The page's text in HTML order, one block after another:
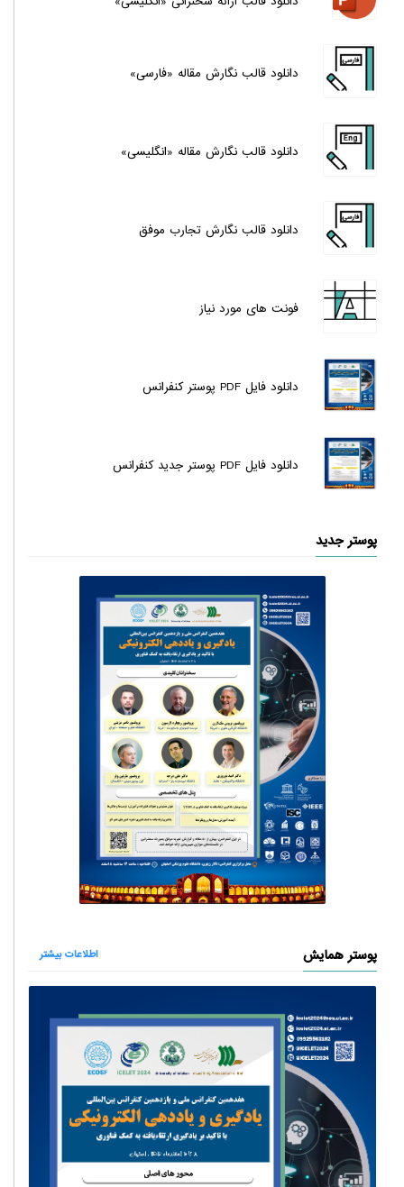
دانلود قالب نگارش مقاله «فارسی»
دانلود قالب نگارش مقاله «انگلیسی»
دانلود قالب نگارش تجارب موفق
فونت های مورد نیاز
دانلود فایل PDF پوستر کنفرانس
دانلود فایل PDF پوستر جدید کنفرانس
پوستر جدید
پوستر همایش اطلاعات بیشتر